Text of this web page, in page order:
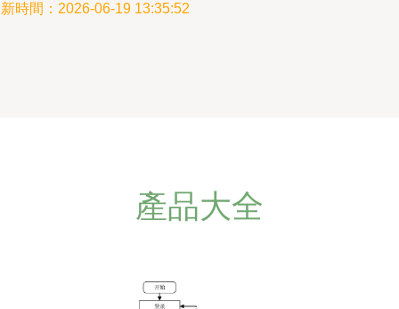
時間：2026-06-19 13:35:52
產品大全